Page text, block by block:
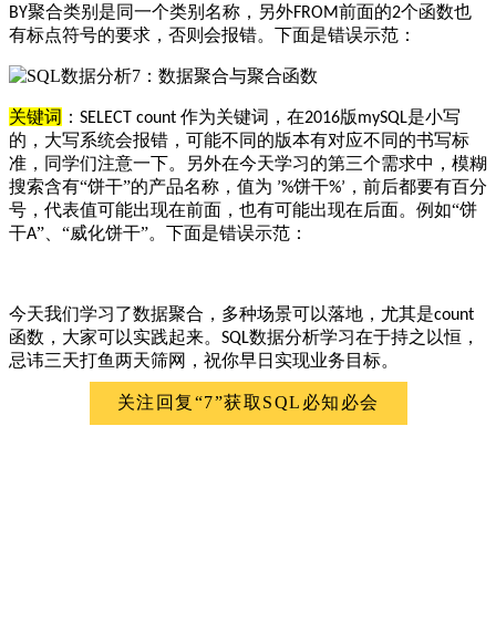
BY聚合类别是同一个类别名称，另外FROM前面的2个函数也
有标点符号的要求，否则会报错。下面是错误示范：
关键词 ： SELECT count 作为关键词，在2016版mySQL是小写
的，大写系统会报错，可能不同的版本有对应不同的书写标
准，同学们注意一下。另外在今天学习的第三个需求中，模糊
搜索含有“饼干”的产品名称，值为 ’%饼干%’ ，前后都要有百分
号，代表值可能出现在前面，也有可能出现在后面。例如“饼
干A”、“威化饼干”。下面是错误示范：
今天我们学习了数据聚合，多种场景可以落地，尤其是count
函数，大家可以实践起来。 SQL数据分析学习在于持之以恒，
忌讳三天打鱼两天筛网，祝你早日实现业务目标。
关注回复“7”获取SQL必知必会